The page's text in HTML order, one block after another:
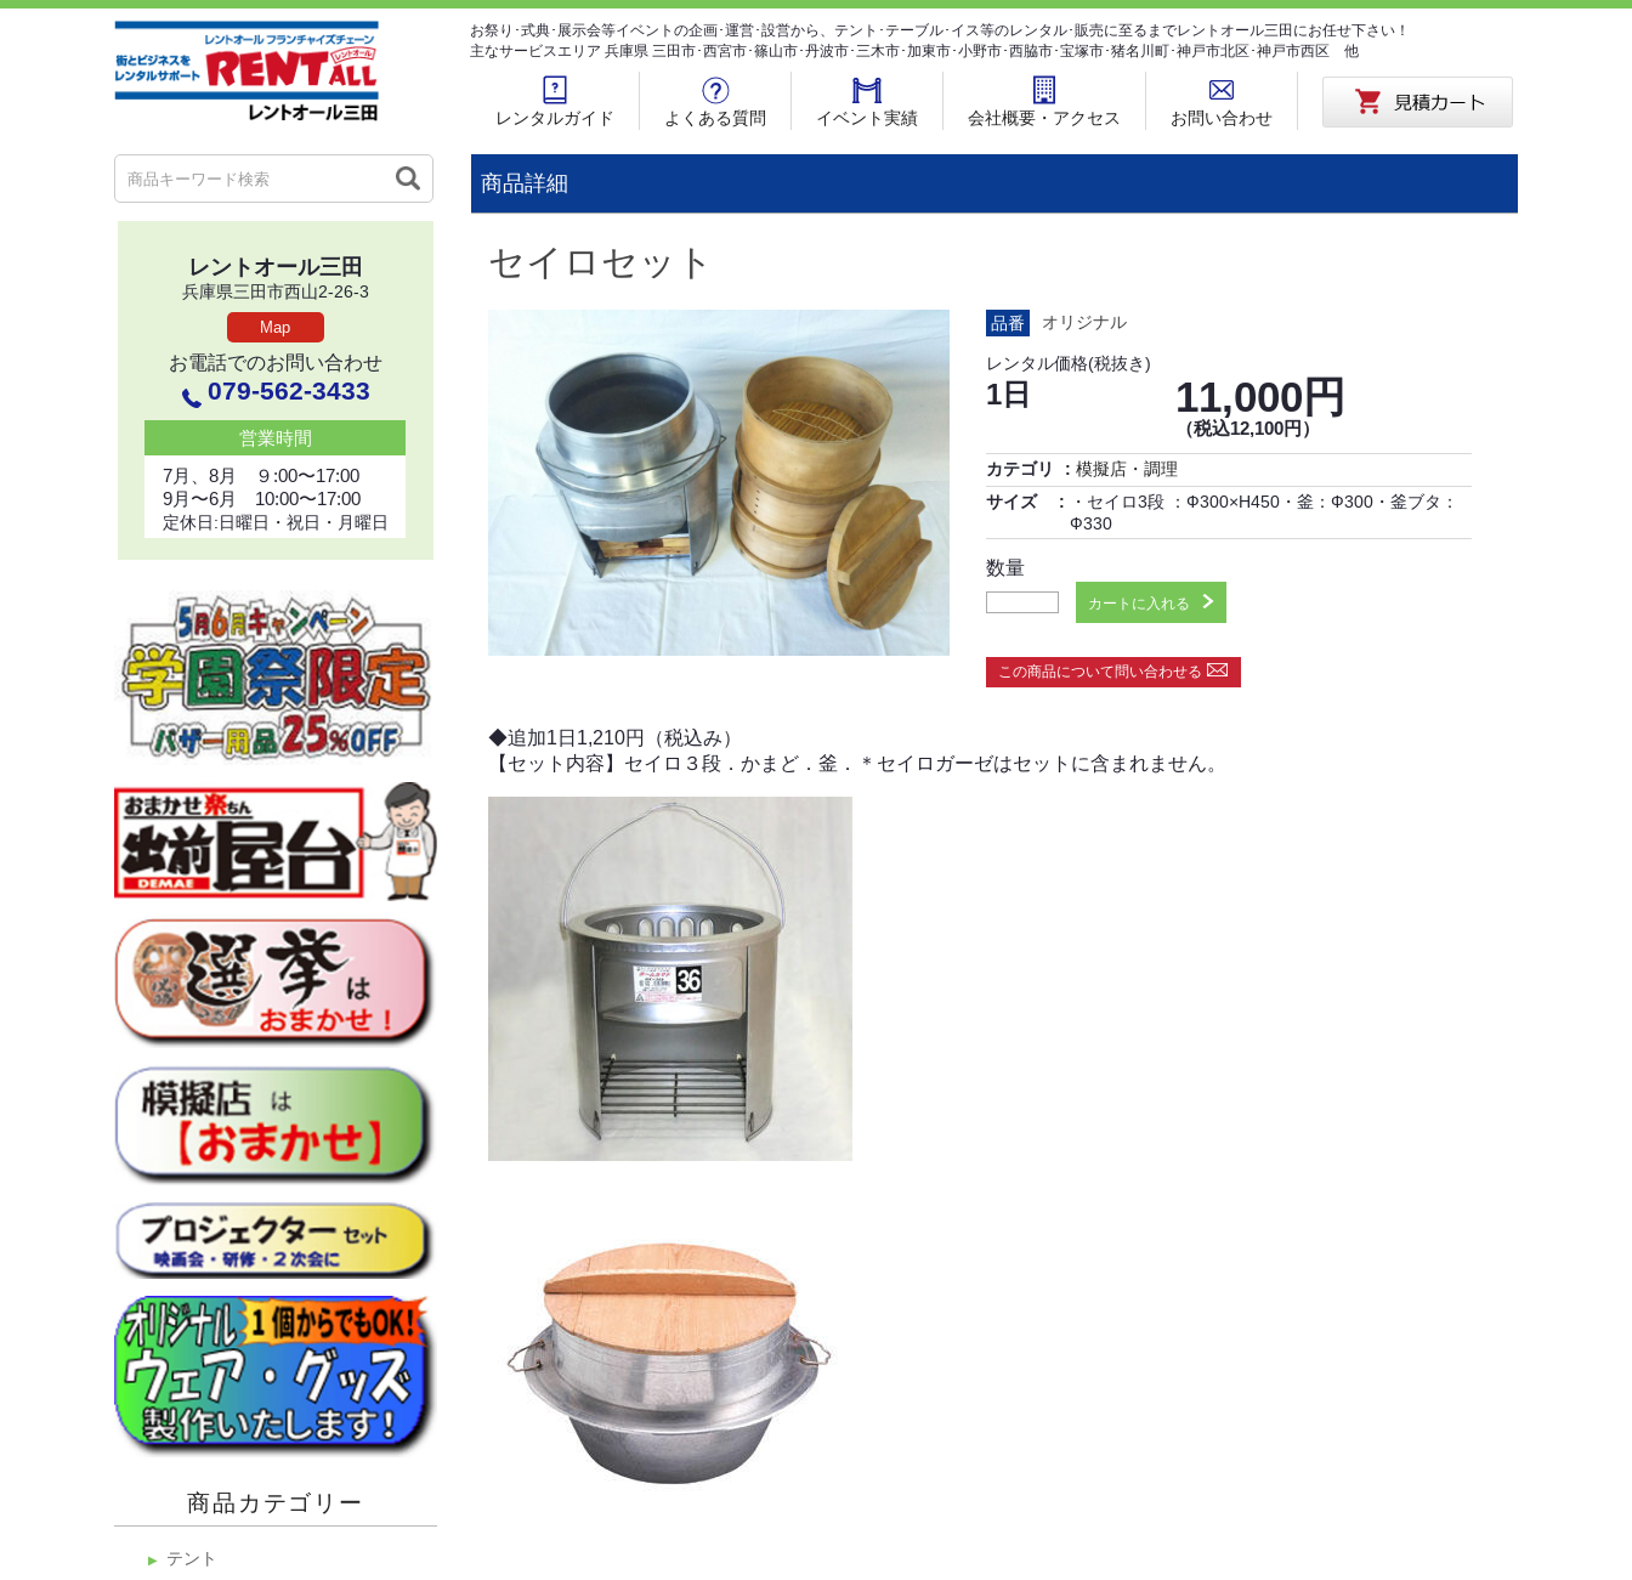
お祭り･式典･展示会等イベントの企画･運営･設営から、テント･テーブル･イス等のレンタル･販売に至るまでレントオール三田にお任せ下さい！
主なサービスエリア 兵庫県 三田市･西宮市･篠山市･丹波市･三木市･加東市･小野市･西脇市･宝塚市･猪名川町･神戸市北区･神戸市西区 他
レンタルガイド よくある質問 イベント実績 会社概要・アクセス お問い合わせ
レントオール三田
兵庫県三田市西山2-26-3
Map
お電話でのお問い合わせ
079-562-3433
営業時間
7月、8月 ９:00〜17:00
9月〜6月 10:00〜17:00
定休日:日曜日・祝日・月曜日
商品カテゴリー
テント
商品詳細
セイロセット
品番 オリジナル
レンタル価格(税抜き)
1日 11,000円
（税込12,100円）
カテゴリ
模擬店・調理
サイズ
・セイロ3段 ：Ф300×H450・釜：Ф300・釜ブタ：
Ф330
数量
カートに入れる
この商品について問い合わせる
◆追加1日1,210円（税込み）
【セット内容】セイロ３段．かまど．釜．＊セイロガーゼはセットに含まれません。